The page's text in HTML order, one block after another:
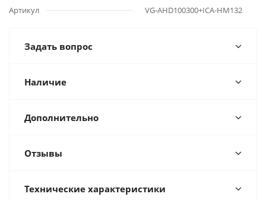
Артикул VG-AHD100300+ICA-HM132
Задать вопрос
Наличие
Дополнительно
Отзывы
Технические характеристики